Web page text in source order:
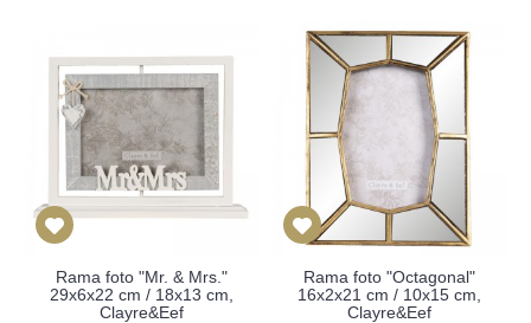
Rama foto "Mr. & Mrs."
29x6x22 cm / 18x13 cm,
Clayre&Eef
Rama foto "Octagonal"
16x2x21 cm / 10x15 cm,
Clayre&Eef